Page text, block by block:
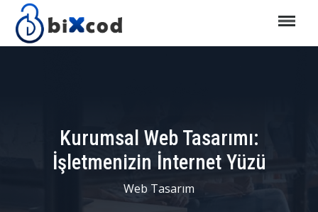
Kurumsal Web Tasarımı:
İşletmenizin İnternet Yüzü
Web Tasarım